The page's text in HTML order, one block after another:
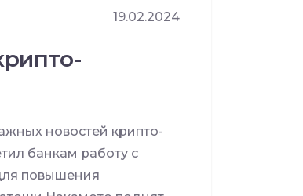
19.02.2024
новостей крипто-
банкам работу с
повышения